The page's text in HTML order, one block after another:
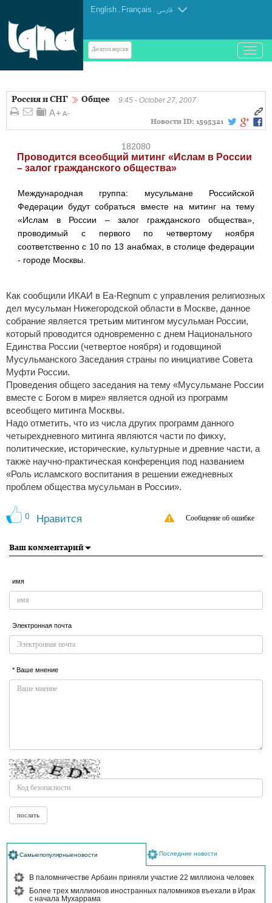
English . Français . فارسی
Десктоп-версия
باز
و
کردن
Россия и СНГ Общее 9:45 - October 27, 2007
Новости ID: 1595321
182080
Проводится всеобщий митинг «Ислам в России
– залог гражданского общества»
Международная группа: мусульмане Российской
Федерации будут собраться вместе на митинг на тему
«Ислам в России – залог гражданского общества»,
проводимый с первого по четвертому ноября
соответственно с 10 по 13 анабмах, в столице федерации
- городе Москвы.
Как сообщили ИКАИ в Ea-Regnum с управления религиозных
дел мусульман Нижегородской области в Москве, данное
собрание является третьим митингом мусульман России,
который проводится одновременно с днем Национального
Единства России (четвертое ноября) и годовщиной
Мусульманского Заседания страны по инициативе Совета
Муфти России.
Проведения общего заседания на тему «Мусульмане России
вместе с Богом в мире» является одной из программ
всеобщего митинга Москвы.
Надо отметить, что из числа других программ данного
четырехдневного митинга являются части по фикху,
политические, исторические, культурные и древние части, а
также научно-практическая конференция под названием
«Роль исламского воспитания в решении ежедневных
проблем общества мусульман в России».
0 Нравится Сообщение об ошибке
Ваш комментарий
имя
Электронная почта
* Ваше мнение
Самыепопулярныеновости Последние новости
В паломничестве Арбаин приняли участие 22 миллиона человек
Более трех миллионов иностранных паломников въехали в Ирак
с начала Мухаррама